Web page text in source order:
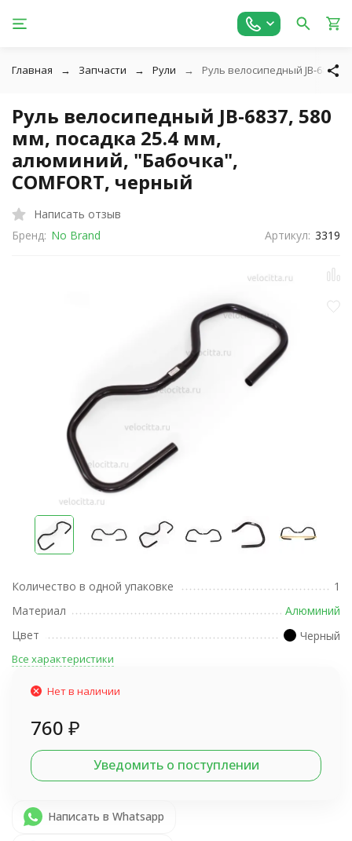
Главная Запчасти Рули Руль велосипедный JB-6837,
Руль велосипедный JB-6837, 580
мм, посадка 25.4 мм,
алюминий, "Бабочка",
COMFORT, черный
Написать отзыв
Бренд: No Brand Артикул: 3319
Количество в одной упаковке
1
Материал
Алюминий
Цвет
Черный
Все характеристики
Нет в наличии
760 ₽
Уведомить о поступлении
Написать в Whatsapp